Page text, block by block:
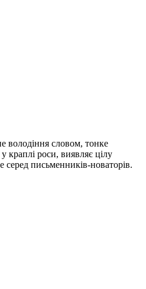
володіння словом, тонке
краплі роси, виявляє цілу
серед письменників-новаторів.